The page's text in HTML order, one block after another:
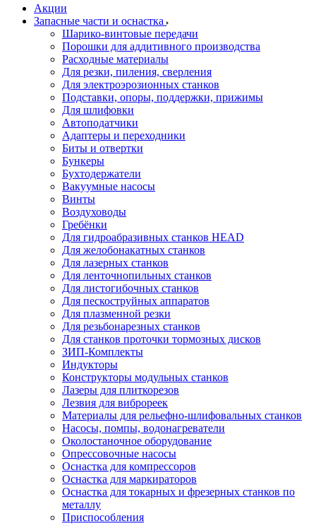
Акции
Запасные части и оснастка
Шарико-винтовые передачи
Порошки для аддитивного производства
Расходные материалы
Для резки, пиления, сверления
Для электроэрозионных станков
Подставки, опоры, поддержки, прижимы
Для шлифовки
Автоподатчики
Адаптеры и переходники
Биты и отвертки
Бункеры
Бухтодержатели
Вакуумные насосы
Винты
Воздуховоды
Гребёнки
Для гидроабразивных станков HEAD
Для желобонакатных станков
Для лазерных станков
Для ленточнопильных станков
Для листогибочных станков
Для пескоструйных аппаратов
Для плазменной резки
Для резьбонарезных станков
Для станков проточки тормозных дисков
ЗИП-Комплекты
Индукторы
Конструкторы модульных станков
Лазеры для плиткорезов
Лезвия для виброреек
Материалы для рельефно-шлифовальных станков
Насосы, помпы, водонагреватели
Околостаночное оборудование
Опрессовочные насосы
Оснастка для компрессоров
Оснастка для маркираторов
Оснастка для токарных и фрезерных станков по
металлу
Приспособления